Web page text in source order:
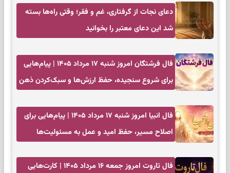
دعای نجات از گرفتاری، غم و فقر؛ وقتی راه‌ها بسته
شد این دعای معتبر را بخوانید
فال فرشتگان امروز شنبه ۱۷ مرداد ۱۴۰۵ | پیام‌هایی
برای شروع سنجیده، حفظ ارزش‌ها و سبک‌کردن ذهن
فال انبیا امروز شنبه ۱۷ مرداد ۱۴۰۵ | پیام‌هایی برای
اصلاح مسیر، حفظ امید و عمل به مسئولیت‌ها
فال تاروت امروز جمعه ۱۶ مرداد ۱۴۰۵ | کارت‌هایی